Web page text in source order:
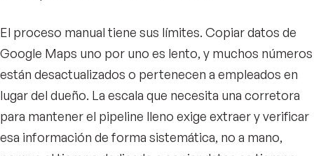
El proceso manual tiene sus límites. Copiar datos de
Google Maps uno por uno es lento, y muchos números
están desactualizados o pertenecen a empleados en
lugar del dueño. La escala que necesita una corretora
para mantener el pipeline lleno exige extraer y verificar
esa información de forma sistemática, no a mano,